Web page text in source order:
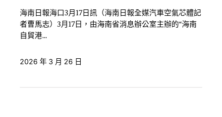
海南日報海口3月17日訊（海南日報全媒汽車空氣芯體記
者曹馬志）3月17日，由海南省消息辦公室主辦的“海南
自貿港…
2026 年 3 月 26 日